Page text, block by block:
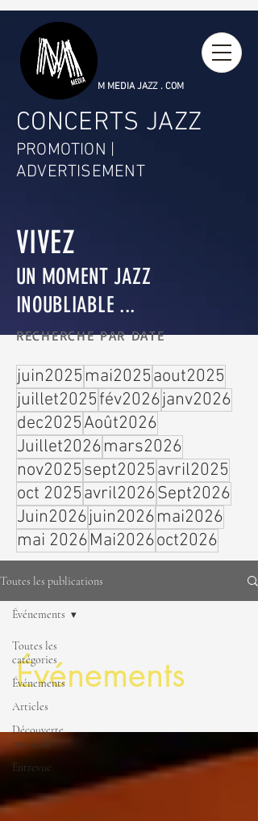
M MEDIA JAZZ . COM
CONCERTS JAZZ
PROMOTION |
ADVERTISEMENT
VIVEZ
UN MOMENT JAZZ
INOUBLIABLE ...
RECHERCHE PAR DATE
juin2025 mai2025aout2025
juillet2025fév2026janv2026
dec2025Août2026
Juillet2026mars2026
nov2025sept2025avril2025
oct 2025avril2026Sept2026
Juin2026juin2026mai2026
mai 2026Mai2026oct2026
Toutes les publications
Toutes les
catégories
Événements
Articles
Découverte
musicale
Entrevue
Événements
Événements